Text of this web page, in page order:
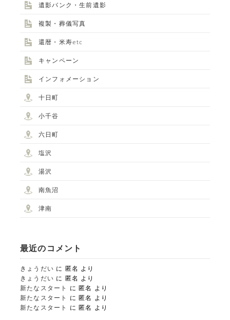
遺影バンク・生前遺影
複製・葬儀写真
還暦・米寿etc
キャンペーン
インフォメーション
十日町
小千谷
六日町
塩沢
湯沢
南魚沼
津南
最近のコメント
きょうだい に 匿名 より
きょうだい に 匿名 より
新たなスタート
に 匿名
より
新たなスタート
に 匿名
より
新たなスタート
に 匿名 より